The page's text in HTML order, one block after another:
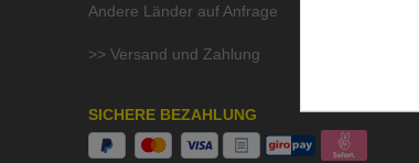
Andere Länder auf Anfrage
>> Versand und Zahlung
SICHERE BEZAHLUNG